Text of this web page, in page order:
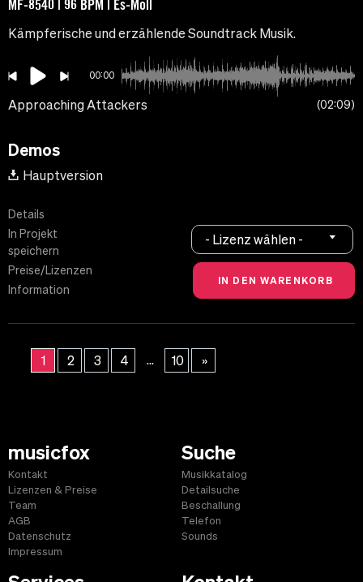
MF-8540 | 96 BPM | Es-Moll
Kämpferische und erzählende Soundtrack Musik.
00:00
Approaching Attackers 02:09
Demos
Hauptversion
Details
In Projekt
speichern
Preise/Lizenzen
Information
- Lizenz wählen -
1 2 3 4 ... 10 »
musicfox
Kontakt
Lizenzen & Preise
Team
AGB
Datenschutz
Impressum
Suche
Musikkatalog
Detailsuche
Beschallung
Telefon
Sounds